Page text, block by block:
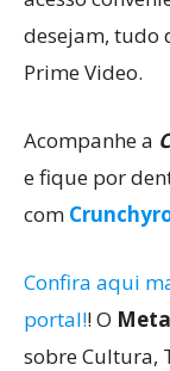
desejam, tudo
Prime Video.
Acompanhe a
e fique por
com
Confira aqui
portal!! O
sobre Cultura,